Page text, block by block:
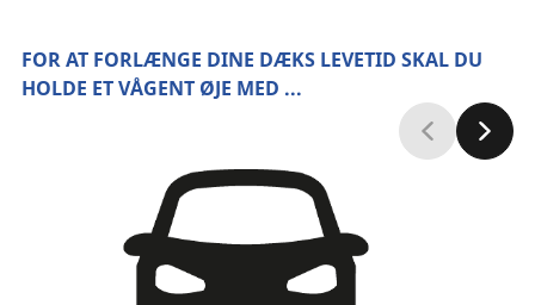
FOR AT FORLÆNGE DINE DÆKS LEVETID SKAL DU
HOLDE ET VÅGENT ØJE MED ...